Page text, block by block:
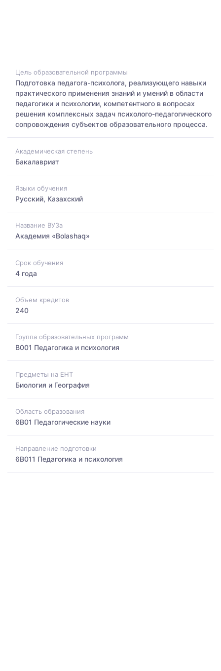
Цель образовательной программы
Подготовка педагога-психолога, реализующего навыки
практического применения знаний и умений в области
педагогики и психологии, компетентного в вопросах
решения комплексных задач психолого-педагогического
сопровождения субъектов образовательного процесса.
Академическая степень
Бакалавриат
Языки обучения
Русский, Казахский
Название ВУЗа
Академия «Bolashaq»
Срок обучения
4 года
Объем кредитов
240
Группа образовательных программ
B001 Педагогика и психология
Предметы на ЕНТ
Биология и География
Область образования
6B01 Педагогические науки
Направление подготовки
6B011 Педагогика и психология